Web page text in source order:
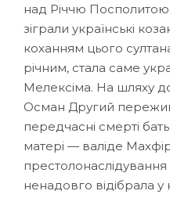
над Річчю
зіграли українські
коханням цього
річним, стала саме
Мелексіма. На шляху
Осман Другий
передчасні смерті
матері — валіде
престолонаслідування
ненадовго відібрала